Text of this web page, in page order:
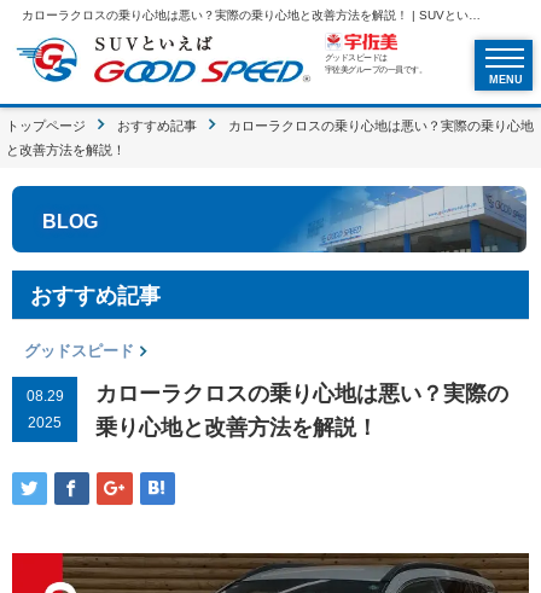
カローラクロスの乗り心地は悪い？実際の乗り心地と改善方法を解説！ | SUVといえばグッドスピードGOOD SPEED
グッドスピードは
宇佐美グループの一員です。
MENU
トップページ おすすめ記事
カローラクロスの乗り心地は悪い？実際の乗り心地
と改善方法を解説！
BLOG
おすすめ記事
グッドスピード
08.29
2025
カローラクロスの乗り心地は悪い？実際の
乗り心地と改善方法を解説！